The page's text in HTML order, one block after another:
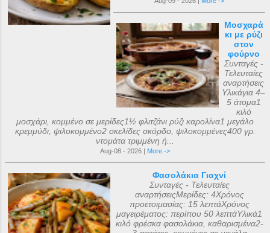
Μοσχαρά
κι με ρύζι
στον
φούρνο
Συνταγές -
Τελευταίες
αναρτήσεις
Υλικάγια 4–
5 άτομα1
κιλό
μοσχάρι, κομμένο σε μερίδες1½ φλιτζάνι ρύζι καρολίνα1 μεγάλο
κρεμμύδι, ψιλοκομμένο2 σκελίδες σκόρδο, ψιλοκομμένες400 γρ.
ντομάτα τριμμένη ή...
Aug-08 - 2026 | More ->
Φασολάκια Γιαχνί
Συνταγές - Τελευταίες
αναρτήσειςΜερίδες: 4Χρόνος
προετοιμασίας: 15 λεπτάΧρόνος
μαγειρέματος: περίπου 50 λεπτάΥλικά1
κιλό φρέσκα φασολάκια, καθαρισμένα2-